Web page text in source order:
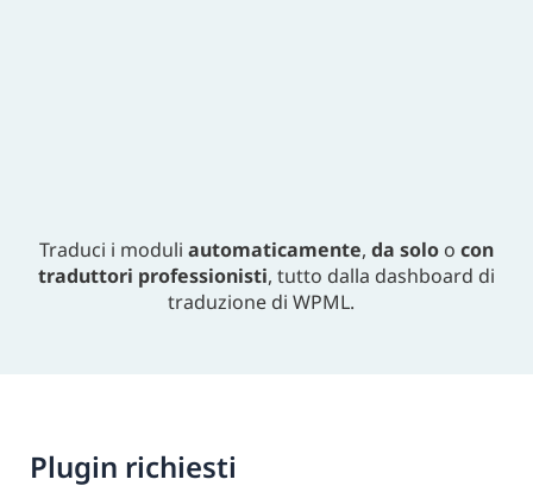
Traduci i moduli automaticamente, da solo o con
traduttori professionisti, tutto dalla dashboard di
traduzione di WPML.
Plugin richiesti